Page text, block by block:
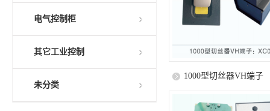
1000型切丝器VH端子
电气控制柜
其它工业控制
未分类